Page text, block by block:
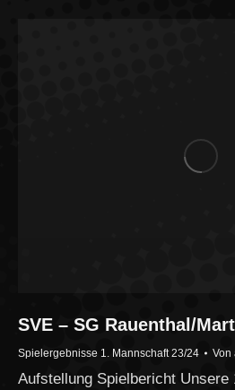
SVE – SG Rauenthal/
Spielergebnisse 1. Mannschaft 23/24 Von
Aufstellung Spielbericht Unsere